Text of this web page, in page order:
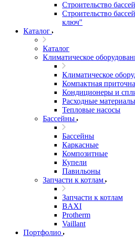
Строительство
Строительство
ключ"
Каталог
Каталог
Климатическое
Климатическое
Компактная
Кондиционеры и
Расходные материалы
Тепловые насосы
Бассейны
Бассейны
Каркасные
Композитные
Купели
Павильоны
Запчасти к котлам
Запчасти к котлам
BAXI
Protherm
Vaillant
Портфолио